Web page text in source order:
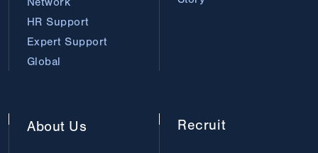
HR Support
Expert Support
Global
About Us Recruit